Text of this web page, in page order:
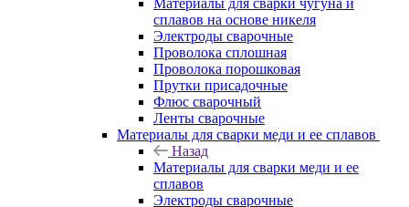
Материалы для сварки чугуна и
сплавов на основе никеля
Электроды сварочные
Проволока сплошная
Проволока порошковая
Прутки присадочные
Флюс сварочный
Ленты сварочные
Материалы для сварки меди и ее сплавов
Назад
Материалы для сварки меди и ее
сплавов
Электроды сварочные